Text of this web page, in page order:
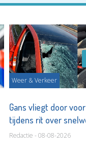
Weer & Verkeer
Gans vliegt door
tijdens rit over
Redactie - 08-08-2026